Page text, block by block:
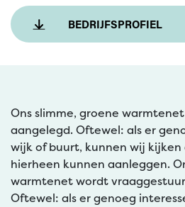
BEDRIJFSPROFIEL
Ons slimme, groene
aangelegd. Oftewel: als er
wijk of buurt, kunnen wij
hierheen kunnen aanleggen.
warmtenet wordt
Oftewel: als er genoeg